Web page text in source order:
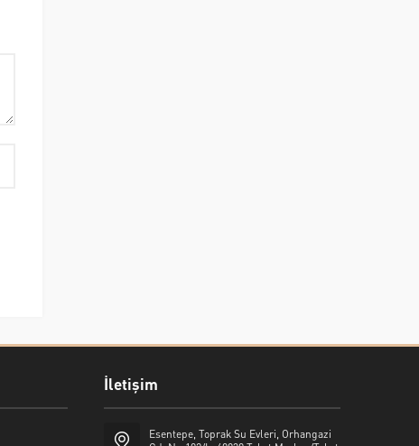
İletişim
Esentepe, Toprak Su Evleri, Orhangazi